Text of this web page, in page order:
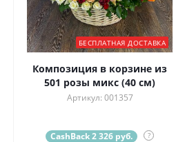
БЕСПЛАТНАЯ ДОСТАВКА
Композиция в корзине из
501 розы микс (40 см)
Артикул: 001357
CashBack 2 326 руб. ?